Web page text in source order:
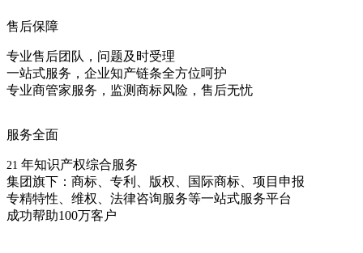
售后保障
专业售后团队，问题及时受理
一站式服务，企业知产链条全方位呵护
专业商管家服务，监测商标风险，售后无忧
服务全面
21 年知识产权综合服务
集团旗下：商标、专利、版权、国际商标、项目申报
专精特性、维权、法律咨询服务等一站式服务平台
成功帮助100万客户